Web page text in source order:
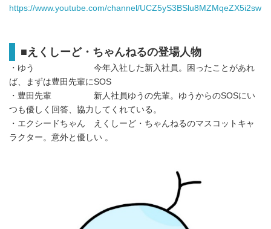
https://www.youtube.com/channel/UCZ5yS3BSlu8MZMqeZX5i2sw
■ えくしーど・ちゃんねるの登場人物
・ゆう 今年入社した新入社員。困ったことがあれ
ば、まずは豊田先輩にSOS
・豊田先輩 新人社員ゆうの先輩。ゆうからのSOSにい
つも優しく回答、協力してくれている。
・エクシードちゃん えくしーど・ちゃんねるのマスコットキャ
ラクター。意外と優しい 。